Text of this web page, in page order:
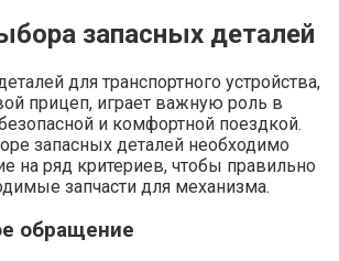
запасных деталей
для транспортного устройства,
прицеп, играет важную роль в
и комфортной поездкой.
запасных деталей необходимо
на ряд критериев, чтобы правильно
запчасти для механизма.
обращение